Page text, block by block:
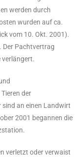
werden durch
wurden auf ca.
vom 10. Okt. 2001).
Der Pachtvertrag
verlängert.
der
sind an einen Landwirt
2001 begannen die
verletzt oder verwaist